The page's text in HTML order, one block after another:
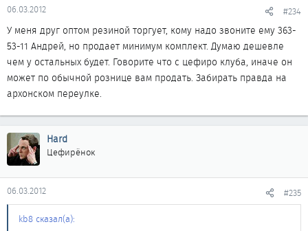
06.03.2012 #234
У меня друг оптом резиной торгует, кому надо звоните ему 363-
53-11 Андрей, но продает минимум комплект. Думаю дешевле
чем у остальных будет. Говорите что с цефиро клуба, иначе он
может по обычной рознице вам продать. Забирать правда на
архонском переулке.
Hard
Цефирёнок
06.03.2012 #235
kb8 сказал(а):